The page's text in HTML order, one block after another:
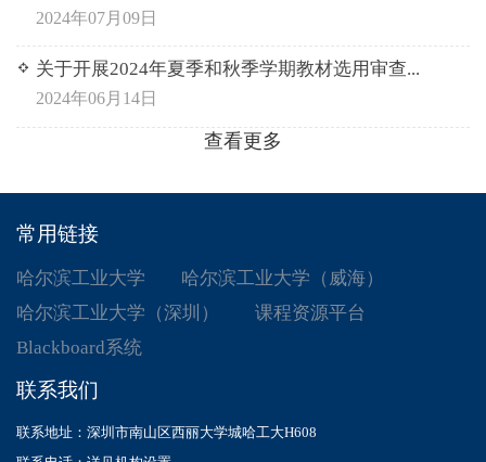
2024年07月09日
关于开展2024年夏季和秋季学期教材选用审查...
2024年06月14日
查看更多
常用链接
哈尔滨工业大学
哈尔滨工业大学（威海）
哈尔滨工业大学（深圳）
课程资源平台
Blackboard系统
联系我们
联系地址：深圳市南山区西丽大学城哈工大H608